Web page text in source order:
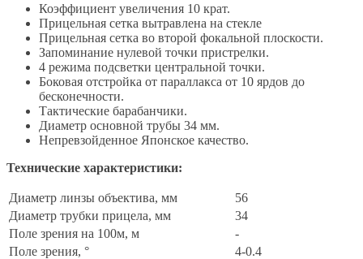
Коэффициент увеличения 10 крат.
Прицельная сетка вытравлена на стекле
Прицельная сетка во второй фокальной плоскости.
Запоминание нулевой точки пристрелки.
4 режима подсветки центральной точки.
Боковая отстройка от параллакса от 10 ярдов до
бесконечности.
Тактические барабанчики.
Диаметр основной трубы 34 мм.
Непревзойденное Японское качество.
Технические характеристики:
Диаметр линзы объектива, мм
56
Диаметр трубки прицела, мм
34
Поле зрения на 100м, м
-
Поле зрения, °
4-0.4